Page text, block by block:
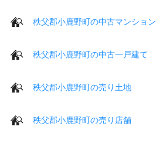
秩父郡小鹿野町の中古マンション
秩父郡小鹿野町の中古一戸建て
秩父郡小鹿野町の売り土地
秩父郡小鹿野町の売り店舗